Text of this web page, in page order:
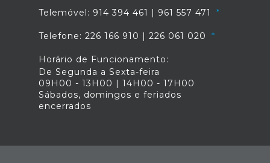
Telemóvel: 914 394 461 | 961 557 471
Telefone: 226 166 910 | 226 061 020
Horário de Funcionamento:
De Segunda a Sexta-feira
09H00 - 13H00 | 14H00 - 17H00
Sábados, domingos e feriados
encerrados